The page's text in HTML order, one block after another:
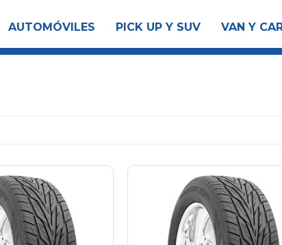
AUTOMÓVILES PICK UP Y SUV VAN Y